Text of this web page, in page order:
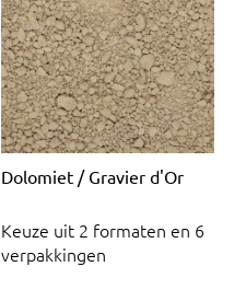
Dolomiet / Gravier d'Or
Keuze uit 2 formaten en 6
verpakkingen